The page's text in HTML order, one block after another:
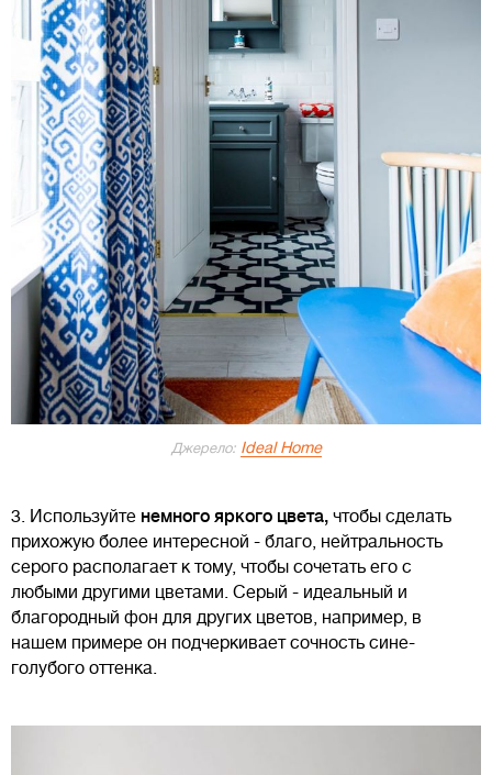
Джерело: Ideal Home
3. Используйте немного яркого цвета, чтобы сделать
прихожую более интересной - благо, нейтральность
серого располагает к тому, чтобы сочетать его с
любыми другими цветами. Серый - идеальный и
благородный фон для других цветов, например, в
нашем примере он подчеркивает сочность сине-
голубого оттенка.